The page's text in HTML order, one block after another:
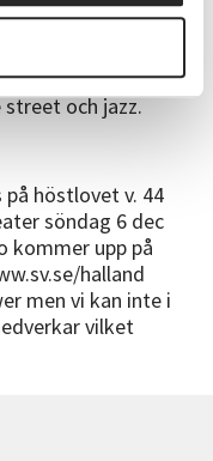
har dansat på
ledare för flera
street och jazz.
på höstlovet v. 44
söndag 6 dec
kommer upp på
halland
men vi kan inte i
vilket